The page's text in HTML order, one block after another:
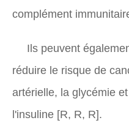
complément
Ils peuvent
réduire le risque de
artérielle, la glycémie
l'insuline [R, R, R].